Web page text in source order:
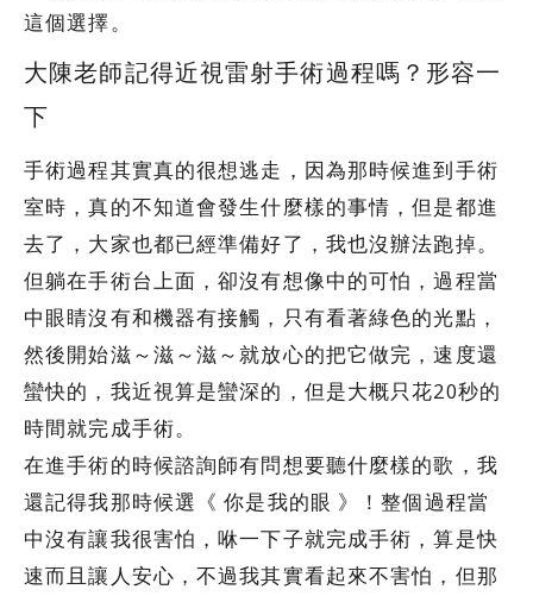
這個選擇。
大陳老師記得近視雷射手術過程嗎？形容一
下
手術過程其實真的很想逃走，因為那時候進到手術
室時，真的不知道會發生什麼樣的事情，但是都進
去了，大家也都已經準備好了，我也沒辦法跑掉。
但躺在手術台上面，卻沒有想像中的可怕，過程當
中眼睛沒有和機器有接觸，只有看著綠色的光點，
然後開始滋～滋～滋～就放心的把它做完，速度還
蠻快的，我近視算是蠻深的，但是大概只花20秒的
時間就完成手術。
在進手術的時候諮詢師有問想要聽什麼樣的歌，我
還記得我那時候選《 你是我的眼 》！整個過程當
中沒有讓我很害怕，咻一下子就完成手術，算是快
速而且讓人安心，不過我其實看起來不害怕，但那